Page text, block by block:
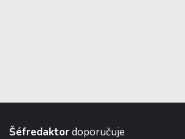
Šéfredaktordoporučuje